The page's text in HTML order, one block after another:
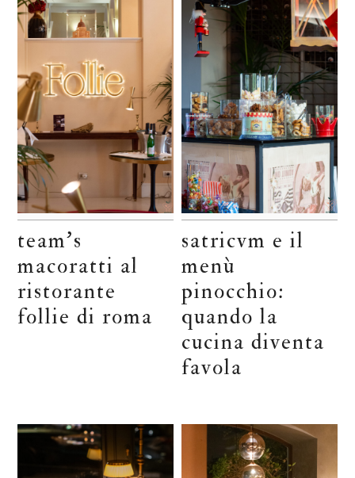
team’s
macoratti al
ristorante
follie di roma
satricvm e il
menù
pinocchio:
quando la
cucina diventa
favola